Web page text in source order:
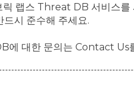
랩스 Threat DB 서비스
시 준수해 주세요.
에 대한 문의는 Contact Us